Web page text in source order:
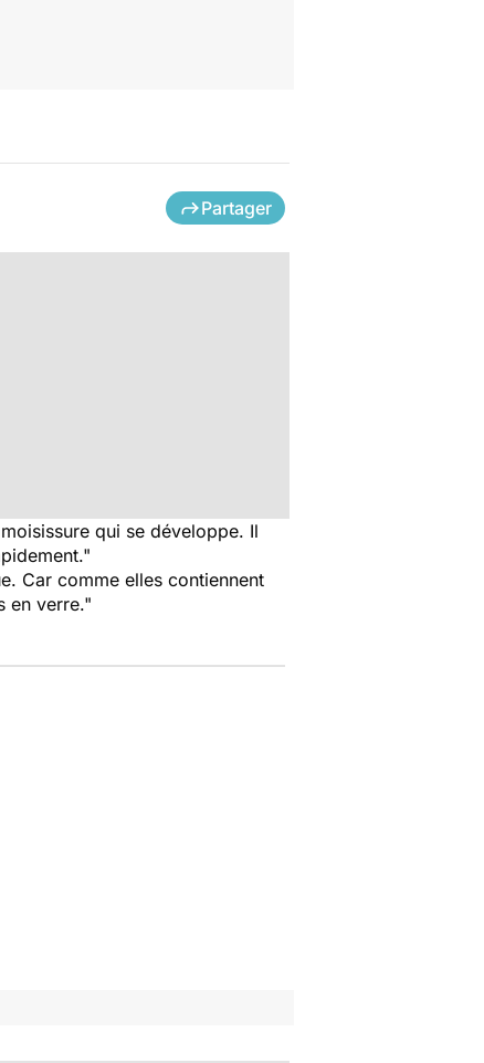
Partager
qui se développe. Il
Car comme elles contiennent
en verre."